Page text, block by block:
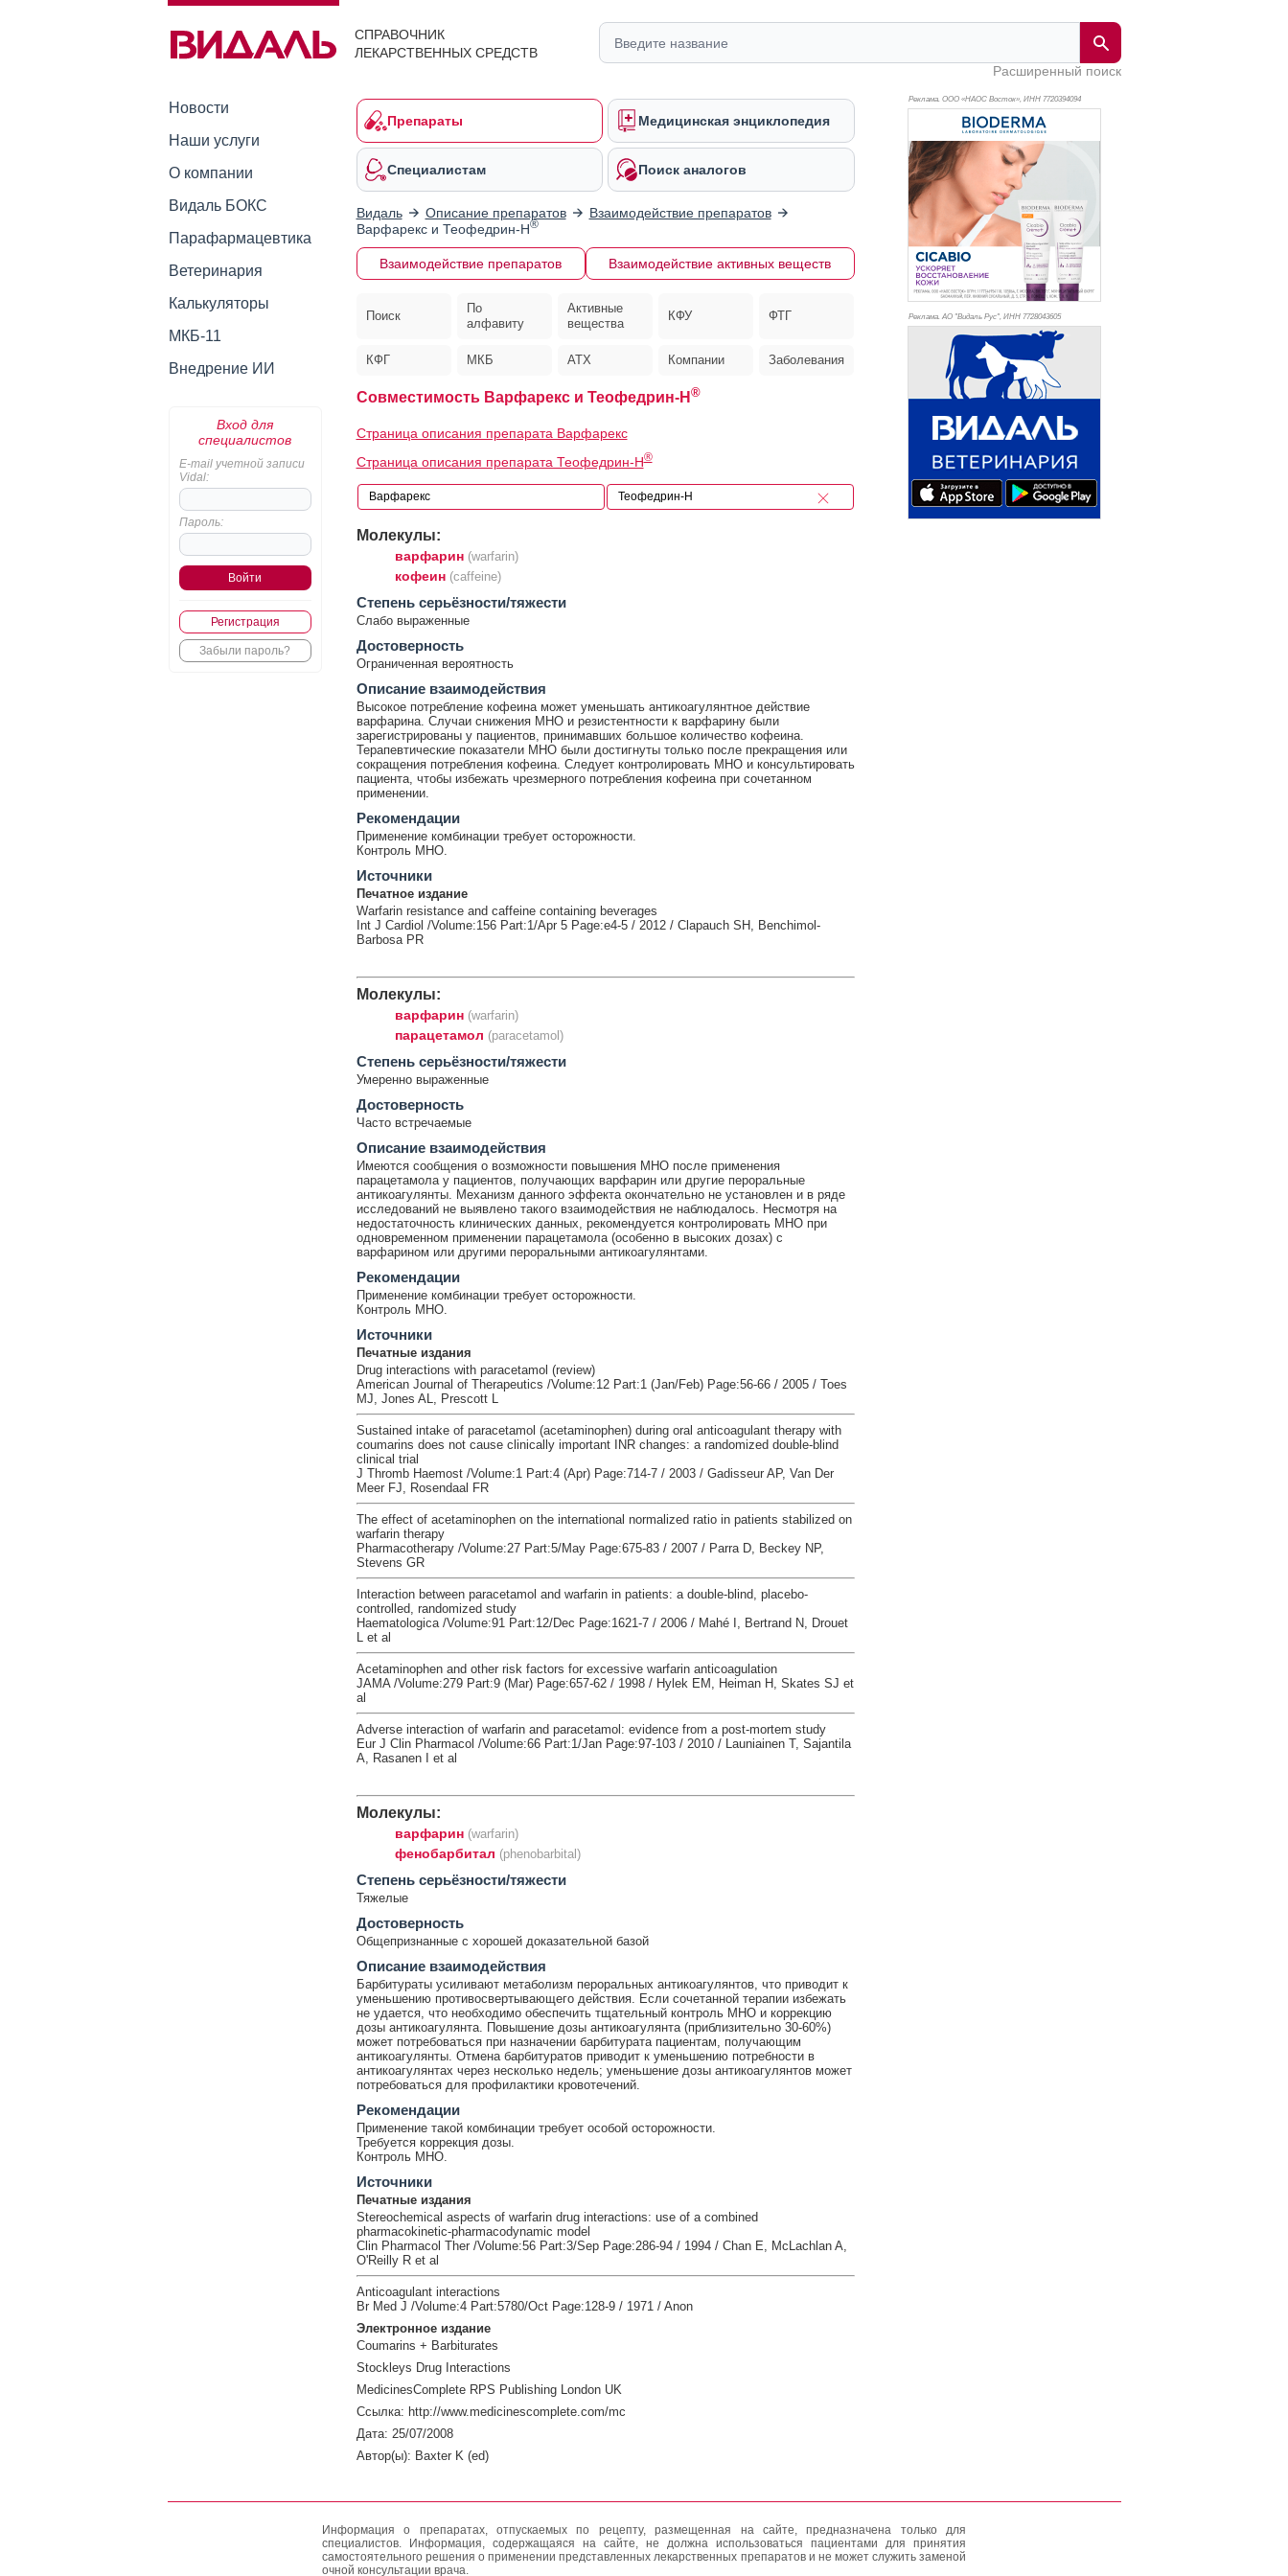
СПРАВОЧНИК
ЛЕКАРСТВЕННЫХ СРЕДСТВ
Расширенный поиск
Новости
Наши услуги
О компании
Видаль БОКС
Парафармацевтика
Ветеринария
Калькуляторы
МКБ-11
Внедрение ИИ
Вход для
специалистов
E-mail учетной записи
Vidal:
Пароль:
Регистрация
Забыли пароль?
Препараты Медицинская энциклопедия
Специалистам Поиск аналогов
Видаль Описание препаратов
Взаимодействие препаратов
Варфарекс и Теофедрин-Н®
Взаимодействие препаратов Взаимодействие активных веществ
Поиск
По
алфавиту
Активные
вещества
КФУ ФТГ
КФГ МКБ АТХ Компании Заболевания
Совместимость Варфарекс и Теофедрин-Н ®
Страница описания препарата Варфарекс
Страница описания препарата Теофедрин-Н®
Молекулы:
варфарин (warfarin)
кофеин (caffeine)
Cтепень серьёзности/тяжести
Слабо выраженные
Достоверность
Ограниченная вероятность
Описание взаимодействия
Высокое потребление кофеина может уменьшать антикоагулянтное действие
варфарина. Случаи снижения МНО и резистентности к варфарину были
зарегистрированы у пациентов, принимавших большое количество кофеина.
Терапевтические показатели МНО были достигнуты только после прекращения или
сокращения потребления кофеина. Следует контролировать МНО и консультировать
пациента, чтобы избежать чрезмерного потребления кофеина при сочетанном
применении.
Рекомендации
Применение комбинации требует осторожности.
Контроль МНО.
Источники
Печатное издание
Warfarin resistance and caffeine containing beverages
Int J Cardiol /Volume:156 Part:1/Apr 5 Page:e4-5 / 2012 / Clapauch SH, Benchimol-
Barbosa PR
Молекулы:
варфарин (warfarin)
парацетамол (paracetamol)
Cтепень серьёзности/тяжести
Умеренно выраженные
Достоверность
Часто встречаемые
Описание взаимодействия
Имеются сообщения о возможности повышения МНО после применения
парацетамола у пациентов, получающих варфарин или другие пероральные
антикоагулянты. Механизм данного эффекта окончательно не установлен и в ряде
исследований не выявлено такого взаимодействия не наблюдалось. Несмотря на
недостаточность клинических данных, рекомендуется контролировать МНО при
одновременном применении парацетамола (особенно в высоких дозах) с
варфарином или другими пероральными антикоагулянтами.
Рекомендации
Применение комбинации требует осторожности.
Контроль МНО.
Источники
Печатные издания
Drug interactions with paracetamol (review)
American Journal of Therapeutics /Volume:12 Part:1 (Jan/Feb) Page:56-66 / 2005 / Toes
MJ, Jones AL, Prescott L
Sustained intake of paracetamol (acetaminophen) during oral anticoagulant therapy with
coumarins does not cause clinically important INR changes: a randomized double-blind
clinical trial
J Thromb Haemost /Volume:1 Part:4 (Apr) Page:714-7 / 2003 / Gadisseur AP, Van Der
Meer FJ, Rosendaal FR
The effect of acetaminophen on the international normalized ratio in patients stabilized on
warfarin therapy
Pharmacotherapy /Volume:27 Part:5/May Page:675-83 / 2007 / Parra D, Beckey NP,
Stevens GR
Interaction between paracetamol and warfarin in patients: a double-blind, placebo-
controlled, randomized study
Haematologica /Volume:91 Part:12/Dec Page:1621-7 / 2006 / Mahé I, Bertrand N, Drouet
L et al
Acetaminophen and other risk factors for excessive warfarin anticoagulation
JAMA /Volume:279 Part:9 (Mar) Page:657-62 / 1998 / Hylek EM, Heiman H, Skates SJ et
al
Adverse interaction of warfarin and paracetamol: evidence from a post-mortem study
Eur J Clin Pharmacol /Volume:66 Part:1/Jan Page:97-103 / 2010 / Launiainen T, Sajantila
A, Rasanen I et al
Молекулы:
варфарин (warfarin)
фенобарбитал (phenobarbital)
Cтепень серьёзности/тяжести
Тяжелые
Достоверность
Общепризнанные с хорошей доказательной базой
Описание взаимодействия
Барбитураты усиливают метаболизм пероральных антикоагулянтов, что приводит к
уменьшению противосвертывающего действия. Если сочетанной терапии избежать
не удается, что необходимо обеспечить тщательный контроль МНО и коррекцию
дозы антикоагулянта. Повышение дозы антикоагулянта (приблизительно 30-60%)
может потребоваться при назначении барбитурата пациентам, получающим
антикоагулянты. Отмена барбитуратов приводит к уменьшению потребности в
антикоагулянтах через несколько недель; уменьшение дозы антикоагулянтов может
потребоваться для профилактики кровотечений.
Рекомендации
Применение такой комбинации требует особой осторожности.
Требуется коррекция дозы.
Контроль МНО.
Источники
Печатные издания
Stereochemical aspects of warfarin drug interactions: use of a combined
pharmacokinetic-pharmacodynamic model
Clin Pharmacol Ther /Volume:56 Part:3/Sep Page:286-94 / 1994 / Chan E, McLachlan A,
O'Reilly R et al
Anticoagulant interactions
Br Med J /Volume:4 Part:5780/Oct Page:128-9 / 1971 / Anon
Электронное издание
Coumarins + Barbiturates
Stockleys Drug Interactions
MedicinesComplete RPS Publishing London UK
Ссылка: http://www.medicinescomplete.com/mc
Дата: 25/07/2008
Автор(ы): Baxter K (ed)
Реклама. ООО «НАОС Восток», ИНН 7720394094
Реклама. АО "Видаль Рус", ИНН 7728043605
Информация о препаратах, отпускаемых по рецепту, размещенная на сайте, предназначена только для
специалистов. Информация, содержащаяся на сайте, не должна использоваться пациентами для принятия
самостоятельного решения о применении представленных лекарственных препаратов и не может служить заменой
очной консультации врача.